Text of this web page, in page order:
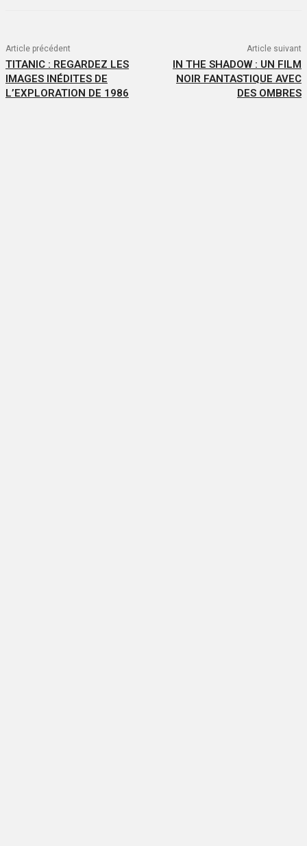
Article précédent
TITANIC : REGARDEZ LES
IMAGES INÉDITES DE
L’EXPLORATION DE 1986
Article suivant
IN THE SHADOW : UN FILM
NOIR FANTASTIQUE AVEC
DES OMBRES